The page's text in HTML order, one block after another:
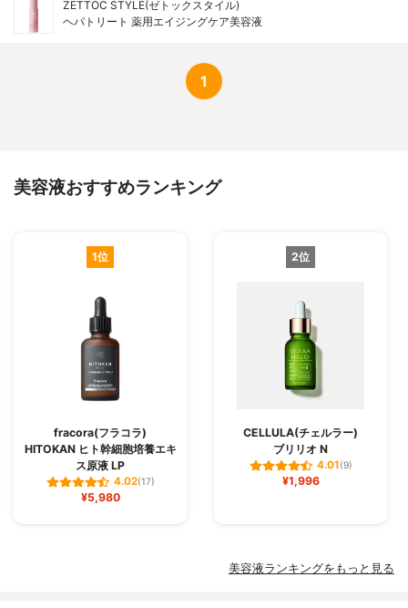
ZETTOC STYLE(ゼトックスタイル)
ヘパトリート 薬用エイジングケア美容液
1
美容液おすすめランキング
1位
fracora(フラコラ)
HITOKAN ヒト幹細胞培養エキ
ス原液 LP
4.02(17)
¥5,980
2位
CELLULA(チェルラー)
ブリリオ N
4.01(9)
¥1,996
美容液ランキングをもっと見る